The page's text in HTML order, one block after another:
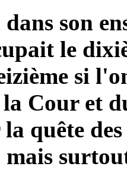
son
le
si
Cour et
quête
mais